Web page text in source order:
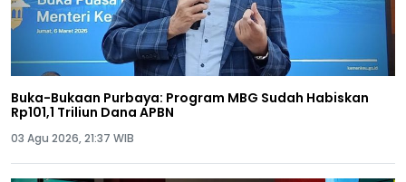
Buka-Bukaan Purbaya: Program MBG Sudah Habiskan
Rp101,1 Triliun Dana APBN
03 Agu 2026, 21:37 WIB